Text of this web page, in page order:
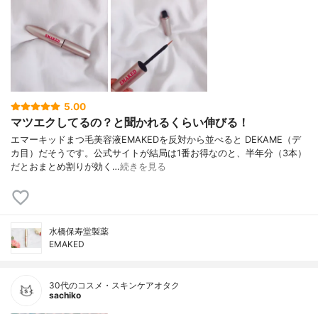
5.00
マツエクしてるの？と聞かれるくらい伸びる！
エマーキッドまつ毛美容液EMAKEDを反対から並べると DEKAME（デ
カ目）だそうです。公式サイトが結局は1番お得なのと、半年分（3本）
だとおまとめ割りが効く…続きを見る
水橋保寿堂製薬
EMAKED
30代のコスメ・スキンケアオタク
sachiko